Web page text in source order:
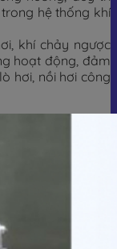
hệ thống khí
khí chảy ngược
hoạt động, đảm
hơi, nồi hơi công